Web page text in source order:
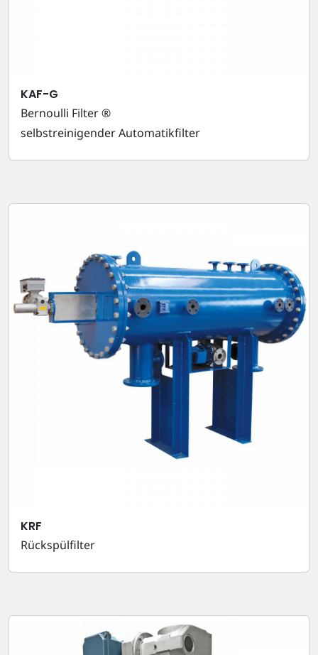
KAF-G
Bernoulli Filter ®
selbstreinigender Automatikfilter
KRF
Rückspülfilter